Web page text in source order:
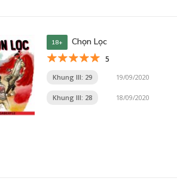
18+ Chọn Lọc
5
Khung III: 29 19/09/2020
Khung III: 28 18/09/2020